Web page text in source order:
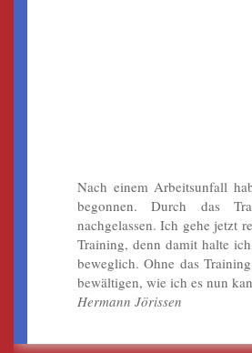
Nach einem Arbeitsunfall
begonnen. Durch das
nachgelassen. Ich gehe jetzt
Training, denn damit halte
beweglich. Ohne das
bewältigen, wie ich es nun
Hermann Jörissen